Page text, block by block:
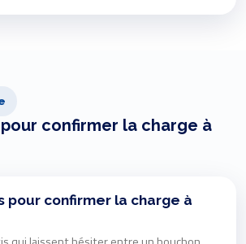
confirmer la charge à
pour confirmer la charge à